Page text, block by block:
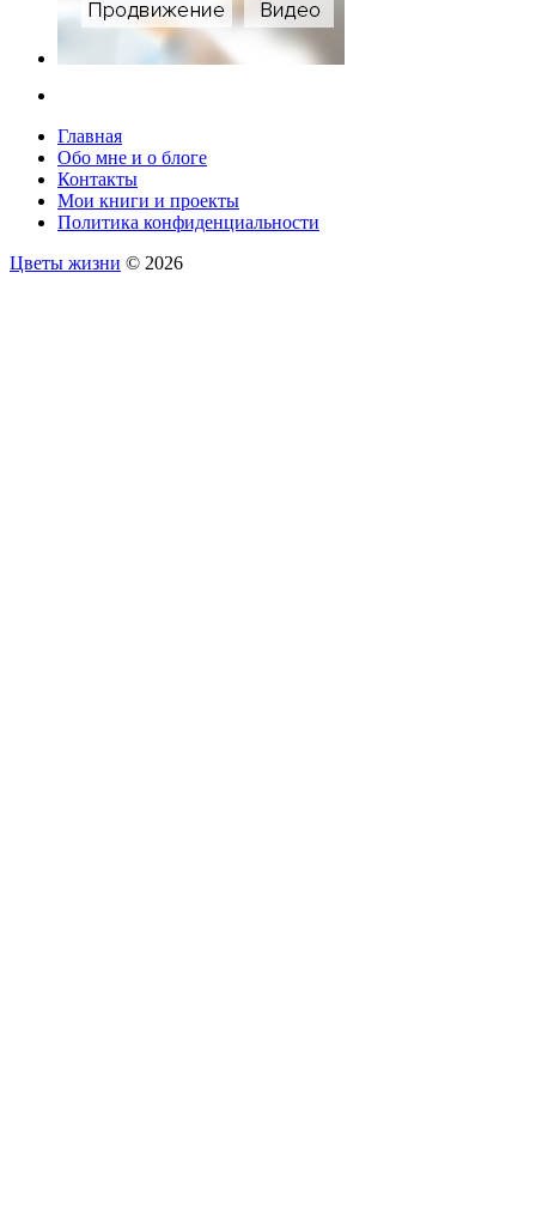
Главная
Обо мне и о блоге
Контакты
Мои книги и проекты
Политика конфиденциальности
Цветы жизни © 2026